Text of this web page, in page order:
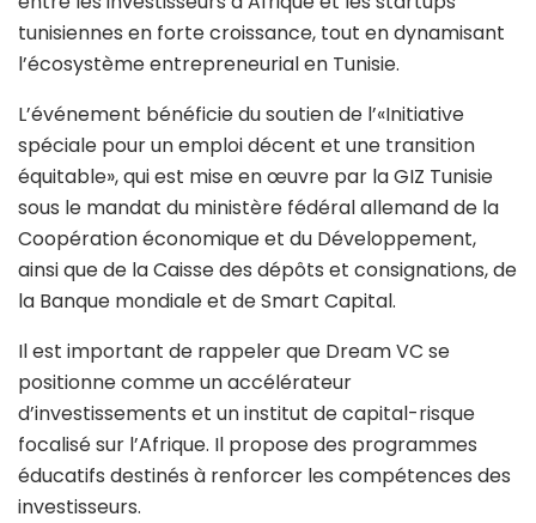
tunisiennes en forte croissance, tout en dynamisant
l’écosystème entrepreneurial en Tunisie.
L’événement bénéficie du soutien de l’«Initiative
spéciale pour un emploi décent et une transition
équitable», qui est mise en œuvre par la GIZ Tunisie
sous le mandat du ministère fédéral allemand de la
Coopération économique et du Développement,
ainsi que de la Caisse des dépôts et consignations, de
la Banque mondiale et de Smart Capital.
Il est important de rappeler que Dream VC se
positionne comme un accélérateur
d’investissements et un institut de capital-risque
focalisé sur l’Afrique. Il propose des programmes
éducatifs destinés à renforcer les compétences des
investisseurs.